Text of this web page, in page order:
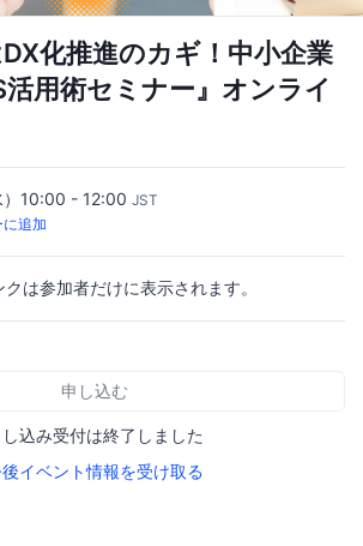
DX化推進のカギ！中小企業
用術セミナー』オンライ
10:00 - 12:00 JST
追加
クは参加者だけに表示されます。
申し込む
込み受付は終了しました
イベント情報を受け取る